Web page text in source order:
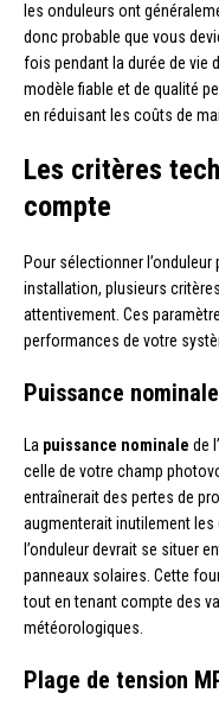
les onduleurs ont
donc probable que vous
fois pendant la durée de vie
modèle fiable et de qualité
en réduisant les coûts de
Les critères
compte
Pour sélectionner
installation, plusieurs
attentivement. Ces
performances de votre
Puissance
La puissance nominale de
celle de votre champ
entraînerait des pertes de
augmenterait inutilement les
l’onduleur devrait se situer
panneaux solaires. Cette
tout en tenant compte des
météorologiques.
Plage de tension